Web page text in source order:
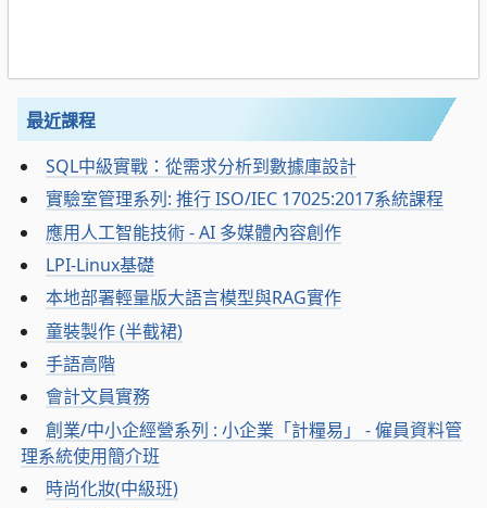
最近課程
SQL中級實戰：從需求分析到數據庫設計
實驗室管理系列: 推行 ISO/IEC 17025:2017系統課程
應用人工智能技術 - AI 多媒體內容創作
LPI-Linux基礎
本地部署輕量版大語言模型與RAG實作
童裝製作 (半截裙)
手語高階
會計文員實務
創業/中小企經營系列 : 小企業「計糧易」 - 僱員資料管
理系統使用簡介班
時尚化妝(中級班)